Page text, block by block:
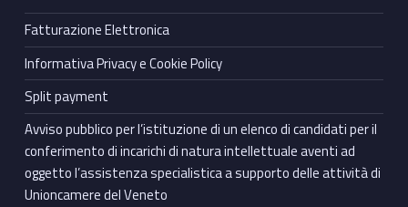
Fatturazione Elettronica
Informativa Privacy e Cookie Policy
Split payment
Avviso pubblico per l’istituzione di un elenco di candidati per il
conferimento di incarichi di natura intellettuale aventi ad
oggetto l’assistenza specialistica a supporto delle attività di
Unioncamere del Veneto